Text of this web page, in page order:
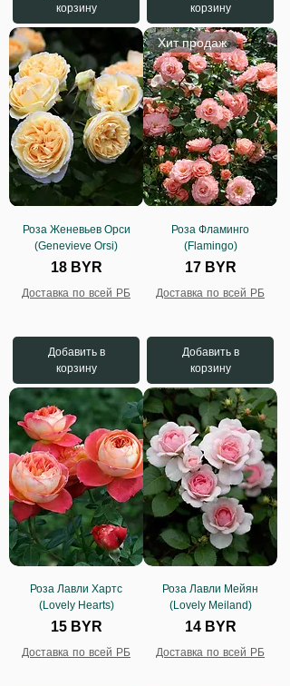
корзину
корзину
Роза Женевьев Орси
(Genevieve Orsi)
Цена
18 BYR
Доставка по всей РБ
Добавить в
корзину
Хит продаж
Роза Фламинго
(Flamingo)
Цена
17 BYR
Доставка по всей РБ
Добавить в
корзину
Роза Лавли Хартс
(Lovely Hearts)
Цена
15 BYR
Доставка по всей РБ
Роза Лавли Мейян
(Lovely Meiland)
Цена
14 BYR
Доставка по всей РБ